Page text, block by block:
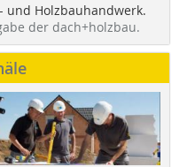
und Holzbauhandwerk.
der dach+holzbau.